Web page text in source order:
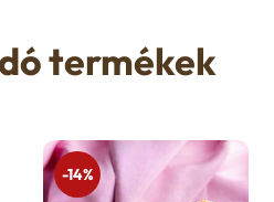
termékek
-14%